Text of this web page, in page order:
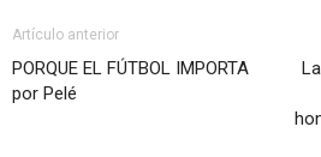
Artículo anterior
PORQUE EL FÚTBOL IMPORTA
por Pelé